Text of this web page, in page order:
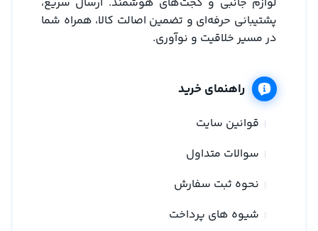
پشتیبانی حرفه‌ای و تضمین اصالت کالا، همراه شما
در مسیر خلاقیت و نوآوری.
راهنمای خرید
قوانین سایت
سوالات متداول
نحوه ثبت سفارش
شیوه های پرداخت